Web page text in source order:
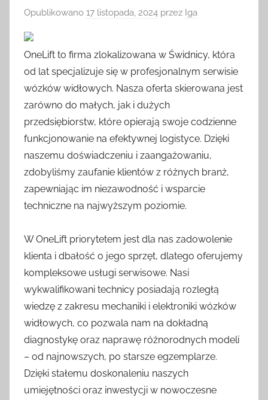
Opublikowano 17 listopada, 2024 przez Iga
OneLift to firma zlokalizowana w Świdnicy, która
od lat specjalizuje się w profesjonalnym serwisie
wózków widłowych. Nasza oferta skierowana jest
zarówno do małych, jak i dużych
przedsiębiorstw, które opierają swoje codzienne
funkcjonowanie na efektywnej logistyce. Dzięki
naszemu doświadczeniu i zaangażowaniu,
zdobyliśmy zaufanie klientów z różnych branż,
zapewniając im niezawodność i wsparcie
techniczne na najwyższym poziomie.
W OneLift priorytetem jest dla nas zadowolenie
klienta i dbałość o jego sprzęt, dlatego oferujemy
kompleksowe usługi serwisowe. Nasi
wykwalifikowani technicy posiadają rozległą
wiedzę z zakresu mechaniki i elektroniki wózków
widłowych, co pozwala nam na dokładną
diagnostykę oraz naprawę różnorodnych modeli
– od najnowszych, po starsze egzemplarze.
Dzięki stałemu doskonaleniu naszych
umiejętności oraz inwestycji w nowoczesne